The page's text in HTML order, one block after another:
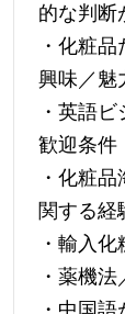
的な判断
・化粧
興味／魅
・英語
歓迎条件
・化粧
関する経
・輸入
・薬機
・中国